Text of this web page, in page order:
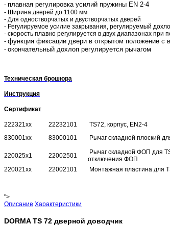
- плавная регулировка усилий пружины EN 2-4
- Ширина дверей до 1100 мм
- Для одностворчатых и двустворчатых дверей
- Регулируемое усилие закрывания, регулируемый
- скорость плавно регулируется в двух диапазонах при
- функция фиксации двери в открытом положение с
- окончательный дохлоп регулируется рычагом
Техническая брошюра
Инструкция
Сертификат
222321хх 22232101 TS72, корпус, EN2-4
830001хх
83000101 Рычаг складной плоский
220025x1
22002501
Рычаг складной ФОП для
отключения ФОП
220021хх
22002101 Монтажная пластина для
">
Описание Характеристики
DORMA TS 72 дверной доводчик